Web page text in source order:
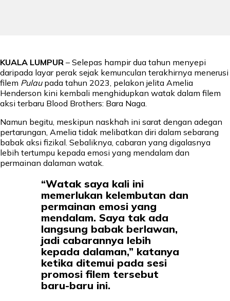
KUALA LUMPUR – Selepas hampir dua tahun menyepi
daripada layar perak sejak kemunculan terakhirnya menerusi
filem Pulaupada tahun 2023, pelakon jelita Amelia
Henderson kini kembali menghidupkan watak dalam filem
aksi terbaru Blood Brothers: Bara Naga.
Namun begitu, meskipun naskhah ini sarat dengan adegan
pertarungan, Amelia tidak melibatkan diri dalam sebarang
babak aksi fizikal. Sebaliknya, cabaran yang digalasnya
lebih tertumpu kepada emosi yang mendalam dan
permainan dalaman watak.
“Watak saya kali ini
memerlukan kelembutan dan
permainan emosi yang
mendalam. Saya tak ada
langsung babak berlawan,
jadi cabarannya lebih
kepada dalaman,” katanya
ketika ditemui pada sesi
promosi filem tersebut
baru-baru ini.